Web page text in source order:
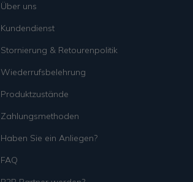
Über uns
Kundendienst
Stornierung & Retourenpolitik
Wiederrufsbelehrung
Produktzustände
Zahlungsmethoden
Haben Sie ein Anliegen?
FAQ